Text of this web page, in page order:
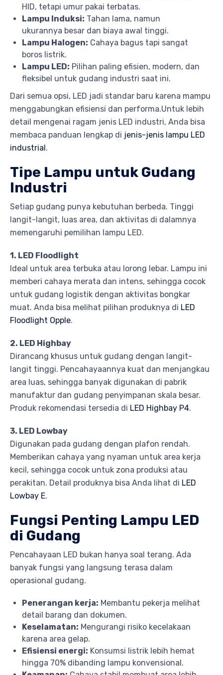
HID, tetapi umur pakai terbatas.
Lampu Induksi: Tahan lama, namun
ukurannya besar dan biaya awal tinggi.
Lampu Halogen: Cahaya bagus tapi sangat
boros listrik.
Lampu LED: Pilihan paling efisien, modern, dan
fleksibel untuk gudang industri saat ini.
Dari semua opsi, LED jadi standar baru karena mampu
menggabungkan efisiensi dan performa.Untuk lebih
detail mengenai ragam jenis LED industri, Anda bisa
membaca panduan lengkap di jenis-jenis lampu LED
industrial.
Tipe Lampu untuk Gudang
Industri
Setiap gudang punya kebutuhan berbeda. Tinggi
langit-langit, luas area, dan aktivitas di dalamnya
memengaruhi pemilihan lampu LED.
1. LED Floodlight
Ideal untuk area terbuka atau lorong lebar. Lampu ini
memberi cahaya merata dan intens, sehingga cocok
untuk gudang logistik dengan aktivitas bongkar
muat. Anda bisa melihat pilihan produknya di LED
Floodlight Opple.
2. LED Highbay
Dirancang khusus untuk gudang dengan langit-
langit tinggi. Pencahayaannya kuat dan menjangkau
area luas, sehingga banyak digunakan di pabrik
manufaktur dan gudang penyimpanan skala besar.
Produk rekomendasi tersedia di LED Highbay P4.
3. LED Lowbay
Digunakan pada gudang dengan plafon rendah.
Memberikan cahaya yang nyaman untuk area kerja
kecil, sehingga cocok untuk zona produksi atau
perakitan. Detail produknya bisa Anda lihat di LED
Lowbay E.
Fungsi Penting Lampu LED
di Gudang
Pencahayaan LED bukan hanya soal terang. Ada
banyak fungsi yang langsung terasa dalam
operasional gudang.
Penerangan kerja: Membantu pekerja melihat
detail barang dan dokumen.
Keselamatan: Mengurangi risiko kecelakaan
karena area gelap.
Efisiensi energi: Konsumsi listrik lebih hemat
hingga 70% dibanding lampu konvensional.